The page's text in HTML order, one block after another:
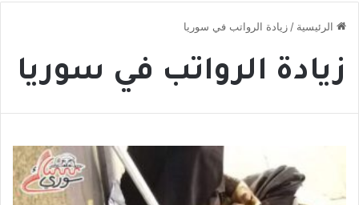
الرئيسية / زيادة الرواتب في سوريا
زيادة الرواتب في سوريا